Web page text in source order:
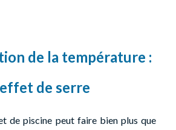
de la température :
de serre
de piscine peut faire bien plus que